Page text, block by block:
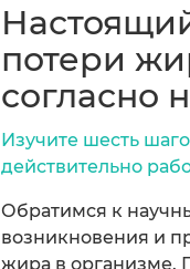
потери
согласно
Изучите шесть
действительно
Обратимся к
возникновения и
жира в организме.